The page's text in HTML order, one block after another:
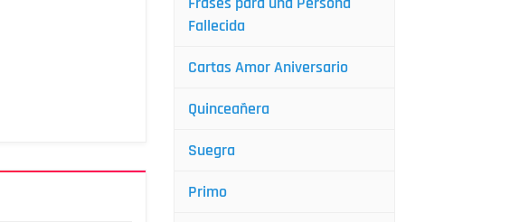
Fallecida
Cartas Amor Aniversario
Quinceañera
Suegra
Primo